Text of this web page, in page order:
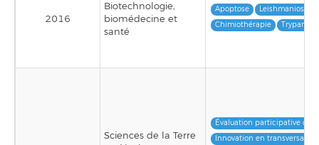
2016
Biotechnologie,
biomédecine et
santé
Apoptose Leishmaniose
Chimiothérapie
Sciences de la Terre
Évaluation participative
Innovation en transversalité